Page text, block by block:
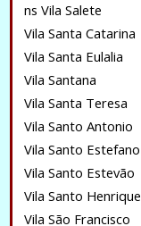
ns Vila Salete
Vila Santa Catarina
Vila Santa Eulalia
Vila Santana
Vila Santa Teresa
Vila Santo Antonio
Vila Santo Estefano
Vila Santo Estevão
Vila Santo Henrique
Vila São Francisco